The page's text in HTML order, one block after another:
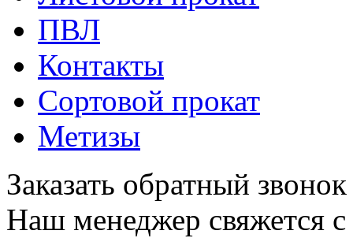
ПВЛ
Контакты
Сортовой прокат
Метизы
Заказать обратный звонок
Наш менеджер свяжется